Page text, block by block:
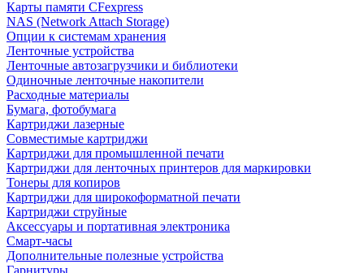
Карты памяти CFexpress
NAS (Network Attach Storage)
Опции к системам хранения
Ленточные устройства
Ленточные автозагрузчики и библиотеки
Одиночные ленточные накопители
Расходные материалы
Бумага, фотобумага
Картриджи лазерные
Совместимые картриджи
Картриджи для промышленной печати
Картриджи для ленточных принтеров для маркировки
Тонеры для копиров
Картриджи для широкоформатной печати
Картриджи струйные
Аксессуары и портативная электроника
Смарт-часы
Дополнительные полезные устройства
Гарнитуры